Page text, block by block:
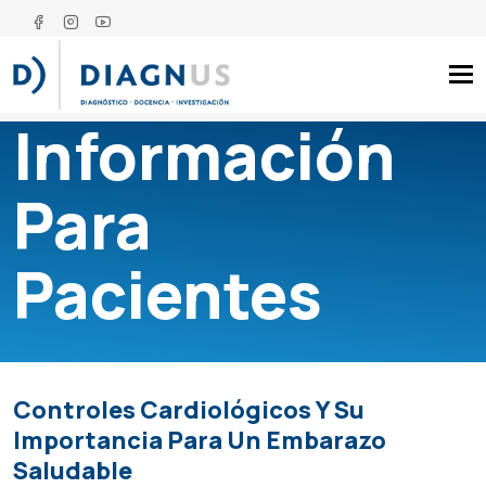
Información
Para
Pacientes
Controles Cardiológicos Y Su
Importancia Para Un Embarazo
Saludable